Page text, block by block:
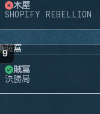
木屋
SHOPIFY REBELLION
9
賊窩
決勝局